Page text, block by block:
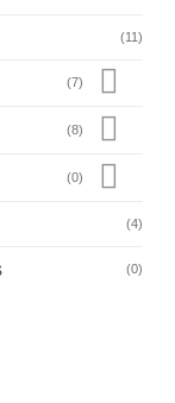
(11)
(7)
(8)
(0)
(4)
(0)